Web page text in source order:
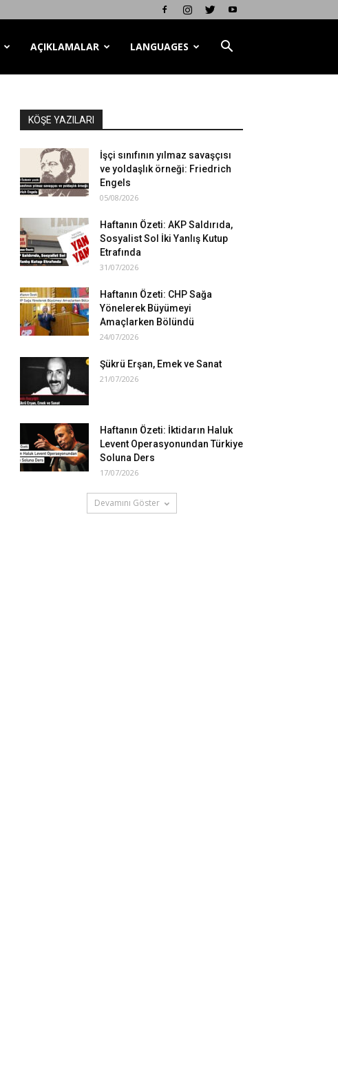
AÇIKLAMALAR LANGUAGES
KÖŞE YAZILARI
İşçi sınıfının yılmaz savaşçısı
ve yoldaşlık örneği: Friedrich
Engels
05/08/2026
Haftanın Özeti: AKP Saldırıda,
Sosyalist Sol İki Yanlış Kutup
Etrafında
31/07/2026
Haftanın Özeti: CHP Sağa
Yönelerek Büyümeyi
Amaçlarken Bölündü
24/07/2026
Şükrü Erşan, Emek ve Sanat
21/07/2026
Haftanın Özeti: İktidarın Haluk
Levent Operasyonundan Türkiye
Soluna Ders
17/07/2026
Devamını Göster